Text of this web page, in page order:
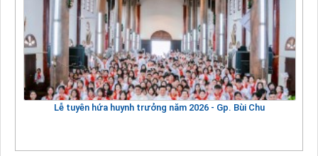
Lễ tuyên hứa huynh trưởng năm 2026 - Gp. Bùi Chu